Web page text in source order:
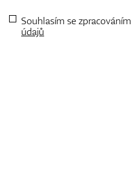
Souhlasím se zpracováním
údajů